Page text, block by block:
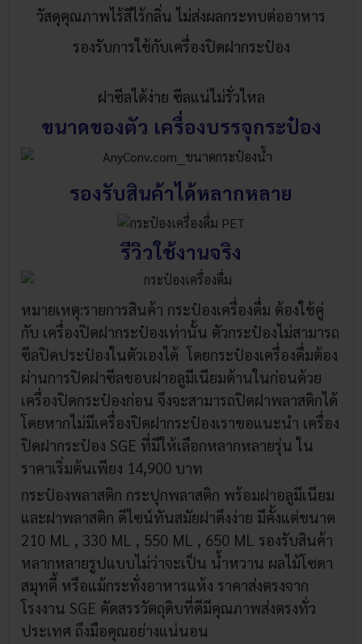
วัสดุคุณภาพไร้สีไร้กลิ่น ไม่ส่งผลกระทบต่ออาหาร
รองรับการใช้กับเครื่องปิดฝากระป๋อง
ฝาซีลได้ง่าย ซีลแน่ไม่รั่วไหล
ขนาดของตัว เครื่องบรรจุกระป๋อง
รองรับสินค้าได้หลากหลาย
รีวิวใช้งานจริง
หมายเหตุ:รายการสินค้า กระป๋องเครื่องดื่ม ต้องใช้คู่
กับ เครื่องปิดฝากระป๋องเท่านั้น ตัวกระป๋องไม่สามารถ
ซีลปิดประป๋องในตัวเองได้ โดยกระป๋องเครื่องดื่มต้อง
ผ่านการปิดฝาซีลขอบฝาอลูมีเนียมด้านในก่อนด้วย
เครื่องปิดกระป๋องก่อน จึงจะสามารถปิดฝาพลาสติกได้
โดยหากไม่มีเครื่องปิดฝากระป๋องเราขอแนะนำ เครื่อง
ปิดฝากระป๋อง SGE ที่มีให้เลือกหลากหลายรุ่น ใน
ราคาเริ่มต้นเพียง 14,900 บาท
กระป๋องพลาสติก กระปุกพลาสติก พร้อมฝาอลูมีเนียม
และฝาพลาสติก ดีไซน์ทันสมัยฝาดึงง่าย มีคั้งแต่ขนาด
210 ML , 330 ML , 550 ML , 650 ML รองรับสินค้า
หลากหลายรูปแบบไม่ว่าจะเป็น น้ำหวาน ผลไม้โซดา
สมุทตี้ หรือแม้กระทั่งอาหารแห้ง ราคาส่งตรงจาก
โรงงาน SGE คัดสรรวัตถุดิบที่ดีมีคุณภาพส่งตรงทั่ว
ประเทศ ถึงมือคุณอย่างแน่นอน